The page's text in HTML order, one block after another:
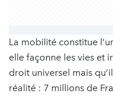
La mobilité constitue
elle façonne les vies et
droit universel mais
réalité : 7 millions de